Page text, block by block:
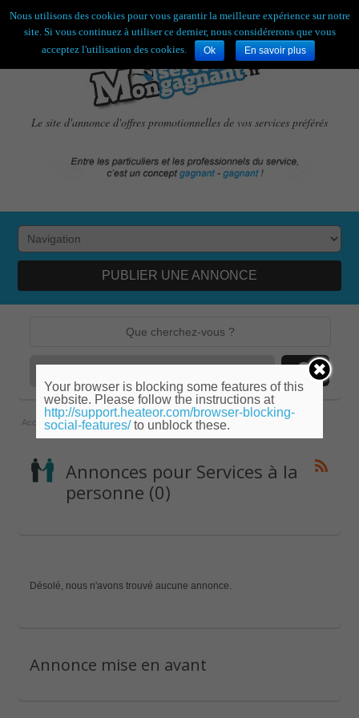
Bienvenue,visiteur ![S'enregistrer|Connexion]
Le site d'annonce d'offres promotionnelles de vos services préférés
PUBLIER UNE ANNONCE
Accueil » Rhône-Alpes »Ardèche » Services à la personne
Annonces pour Services à la
personne (0)
Désolé, nous n'avons trouvé aucune annonce.
Annonce mise en avant
Nous utilisons des cookies pour vous garantir la meilleure expérience sur notre
site. Si vous continuez à utiliser ce dernier, nous considérerons que vous
acceptez l'utilisation des cookies.
Ok En savoir plus
Your browser is blocking some features of this
website. Please follow the instructions at
http://support.heateor.com/browser-blocking-
social-features/to unblock these.